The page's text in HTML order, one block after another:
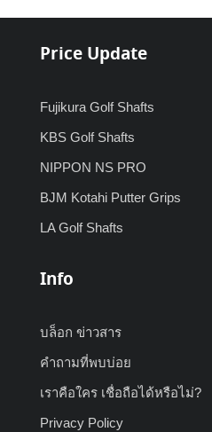
Price Update
Fujikura Golf Shafts
KBS Golf Shafts
NIPPON NS PRO
BJM Kotahi Putter Grips
LA Golf Shafts
Info
บล็อก ข่าวสาร
คำถามที่พบบ่อย
เราคือใคร เชื่อถือได้หรือไม่?
Privacy Policy